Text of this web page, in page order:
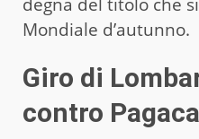
degna del titolo che
Mondiale d’autunno.
Giro di
contro